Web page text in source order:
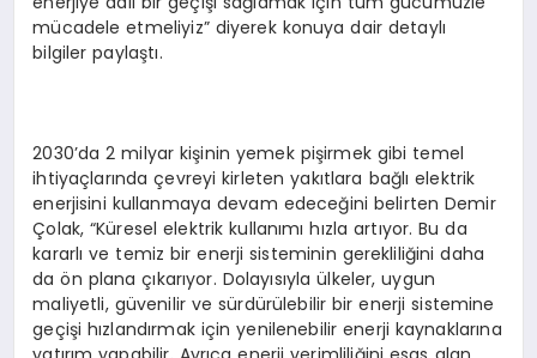
mücadele etmeliyiz” diyerek konuya dair detaylı
bilgiler paylaştı.
2030’da 2 milyar kişinin yemek pişirmek gibi temel
ihtiyaçlarında çevreyi kirleten yakıtlara bağlı elektrik
enerjisini kullanmaya devam edeceğini belirten Demir
Çolak, “Küresel elektrik kullanımı hızla artıyor. Bu da
kararlı ve temiz bir enerji sisteminin gerekliliğini daha
da ön plana çıkarıyor. Dolayısıyla ülkeler, uygun
maliyetli, güvenilir ve sürdürülebilir bir enerji sistemine
geçişi hızlandırmak için yenilenebilir enerji kaynaklarına